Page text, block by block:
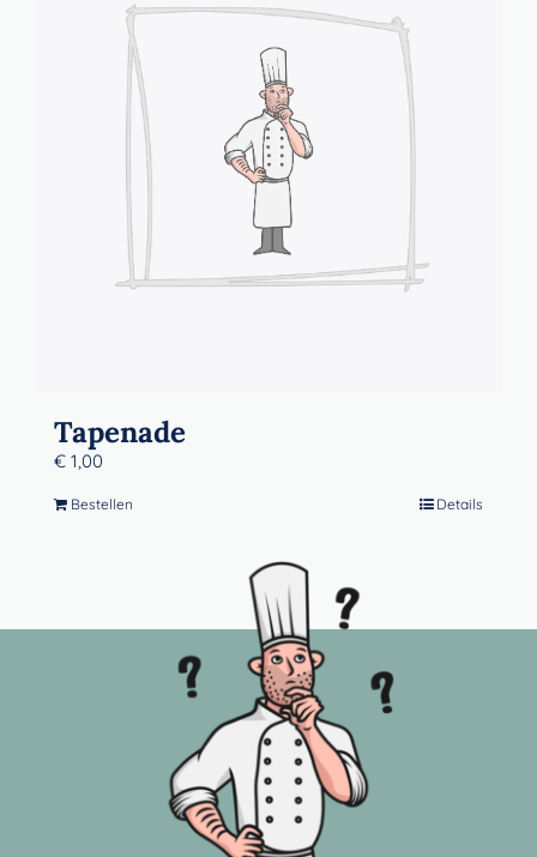
Tapenade
€ 1,00
Bestellen Details